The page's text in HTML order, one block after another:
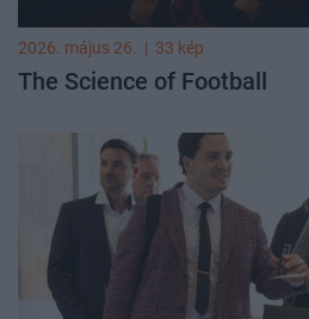
2026. május 26. | 33 kép
The Science of Football